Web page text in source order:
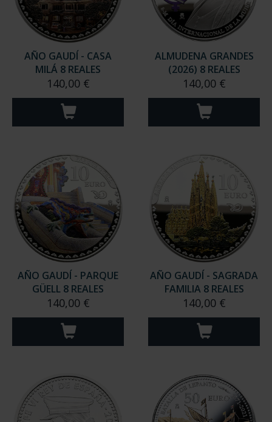
AÑO GAUDÍ - CASA
MILÁ 8 REALES
140,00 €
ALMUDENA GRANDES
(2026) 8 REALES
140,00 €
AÑO GAUDÍ - PARQUE
GÜELL 8 REALES
140,00 €
AÑO GAUDÍ - SAGRADA
FAMILIA 8 REALES
140,00 €